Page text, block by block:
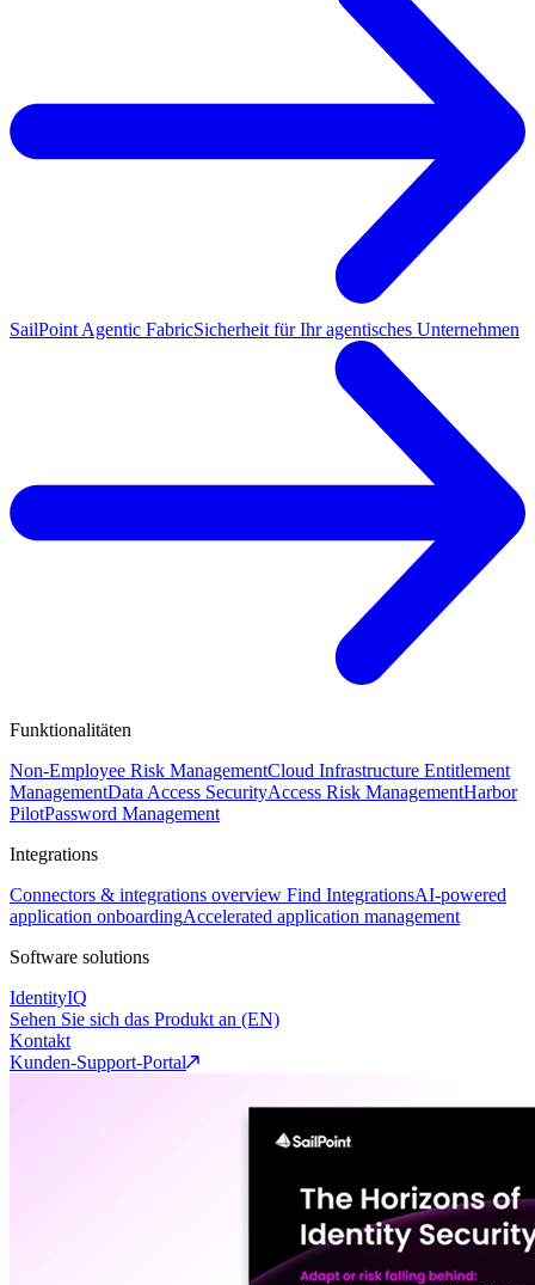
SailPoint Agentic FabricSicherheit für Ihr agentisches Unternehmen
Funktionalitäten
Non-Employee Risk ManagementCloud Infrastructure Entitlement
ManagementData Access SecurityAccess Risk ManagementHarbor
PilotPassword Management
Integrations
Connectors & integrations overview Find IntegrationsAI-powered
application onboardingAccelerated application management
Software solutions
IdentityIQ
Sehen Sie sich das Produkt an (EN)
Kontakt
Kunden-Support-Portal